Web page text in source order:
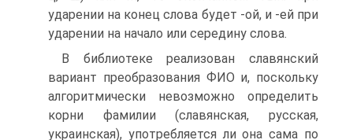
ударении на конец слова будет -ой, и -ей при
ударении на начало или середину слова.
В библиотеке реализован славянский
вариант преобразования ФИО и, поскольку
алгоритмически невозможно определить
корни фамилии (славянская, русская,
украинская), употребляется ли она сама по